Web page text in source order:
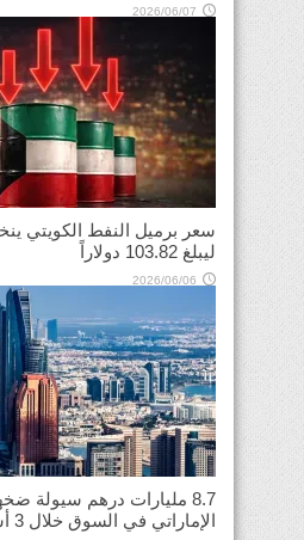
2026/06/07
ليبلغ 103.82 دولاراً
2026/06/06
8.7 مليارات درهم سيولة
الإماراتي في السوق خلال 3 أشهر